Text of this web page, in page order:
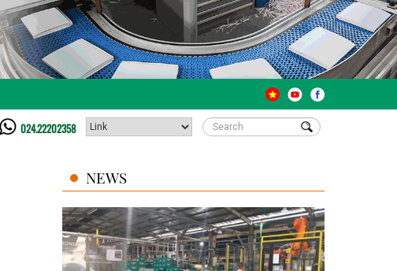
024.22202358
NEWS